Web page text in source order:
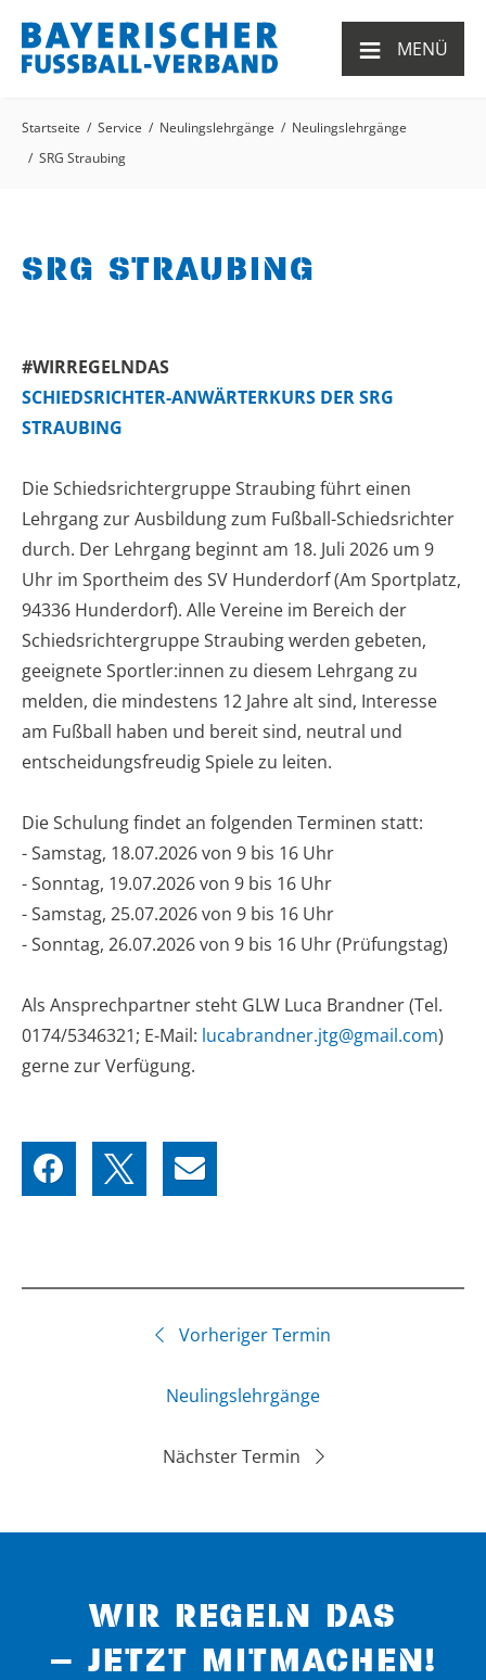
≡ MENÜ
Startseite Service Neulingslehrgänge
Neulingslehrgänge
SRG Straubing
SRG STRAUBING
#WIRREGELNDAS
SCHIEDSRICHTER-ANWÄRTERKURS DER SRG
STRAUBING
Die Schiedsrichtergruppe Straubing führt einen
Lehrgang zur Ausbildung zum Fußball-Schiedsrichter
durch. Der Lehrgang beginnt am 18. Juli 2026 um 9
Uhr im Sportheim des SV Hunderdorf (Am Sportplatz,
94336 Hunderdorf). Alle Vereine im Bereich der
Schiedsrichtergruppe Straubing werden gebeten,
geeignete Sportler:innen zu diesem Lehrgang zu
melden, die mindestens 12 Jahre alt sind, Interesse
am Fußball haben und bereit sind, neutral und
entscheidungsfreudig Spiele zu leiten.
Die Schulung findet an folgenden Terminen statt:
- Samstag, 18.07.2026 von 9 bis 16 Uhr
- Sonntag, 19.07.2026 von 9 bis 16 Uhr
- Samstag, 25.07.2026 von 9 bis 16 Uhr
- Sonntag, 26.07.2026 von 9 bis 16 Uhr (Prüfungstag)
Als Ansprechpartner steht GLW Luca Brandner (Tel.
0174/5346321; E-Mail: lucabrandner.jtg@gmail.com)
gerne zur Verfügung.
Vorheriger Termin
Neulingslehrgänge
Nächster Termin
WIR REGELN DAS
– JETZT MITMACHEN!